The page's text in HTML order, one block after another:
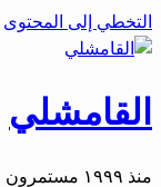
التخطي إلى المحتوى
القامشلي
منذ ١٩٩٩ مستمرون